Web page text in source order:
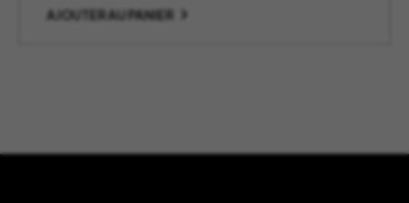
AJOUTER AU PANIER